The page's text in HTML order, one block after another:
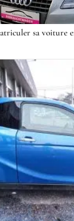
sa voiture